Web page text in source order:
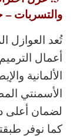
والتسربات –
تُعد العوازل
أعمال
الألمانية
الأسمنتي
لضمان أعلى
كما نوفر